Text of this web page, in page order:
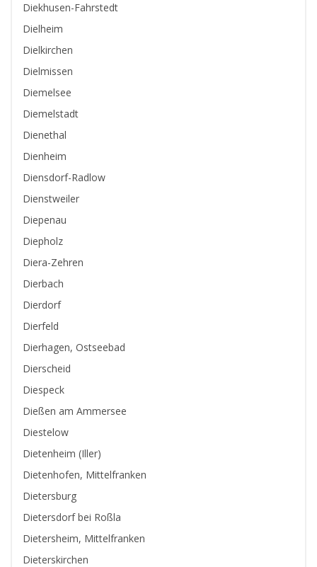
Diekhusen-Fahrstedt
Dielheim
Dielkirchen
Dielmissen
Diemelsee
Diemelstadt
Dienethal
Dienheim
Diensdorf-Radlow
Dienstweiler
Diepenau
Diepholz
Diera-Zehren
Dierbach
Dierdorf
Dierfeld
Dierhagen, Ostseebad
Dierscheid
Diespeck
Dießen am Ammersee
Diestelow
Dietenheim (Iller)
Dietenhofen, Mittelfranken
Dietersburg
Dietersdorf bei Roßla
Dietersheim, Mittelfranken
Dieterskirchen